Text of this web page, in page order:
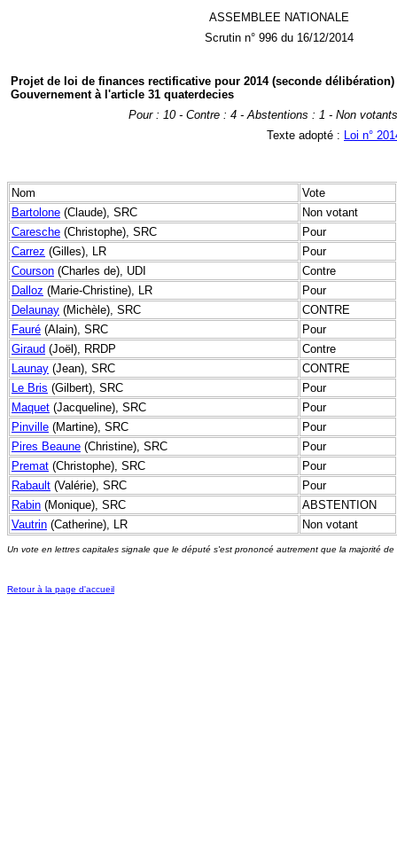
ASSEMBLEE NATIONALE
Scrutin n° 996 du 16/12/2014
Projet de loi de finances rectificative pour 2014 (seconde délibération)
Gouvernement à l'article 31 quaterdecies
Pour : 10 - Contre : 4 - Abstentions : 1 - Non
Texte adopté : Loi n°
Nom
Vote
Bartolone (Claude), SRC
Non votant
Caresche (Christophe), SRC
Pour
Carrez (Gilles), LR
Pour
Courson (Charles de), UDI
Contre
Dalloz (Marie-Christine), LR
Pour
Delaunay (Michèle), SRC
CONTRE
Fauré (Alain), SRC
Pour
Giraud (Joël), RRDP
Contre
Launay (Jean), SRC
CONTRE
Le Bris (Gilbert), SRC
Pour
Maquet (Jacqueline), SRC
Pour
Pinville (Martine), SRC
Pour
Pires Beaune (Christine), SRC
Pour
Premat (Christophe), SRC
Pour
Rabault (Valérie), SRC
Pour
Rabin (Monique), SRC
ABSTENTION
Vautrin (Catherine), LR Non votant
Un vote en lettres capitales signale que le député s'est prononcé autrement que la majorité
Retour à la page d'accueil